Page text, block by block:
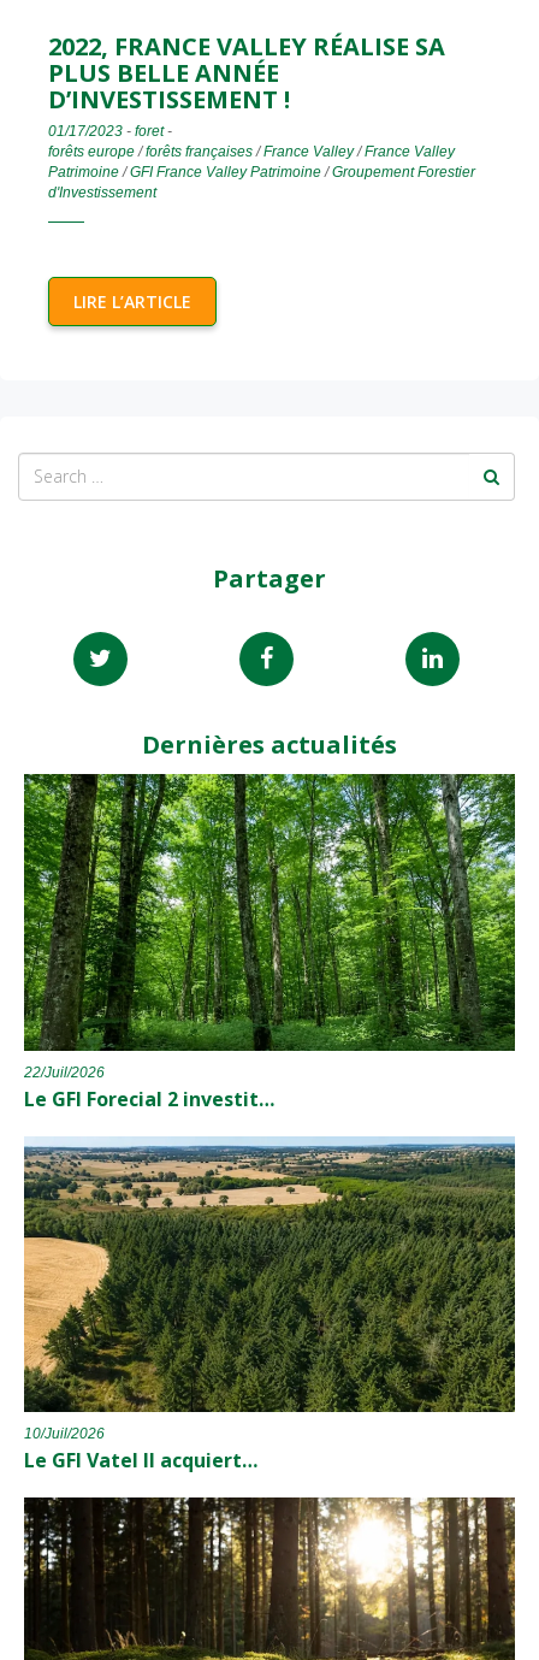
2022, FRANCE VALLEY RÉALISE SA
PLUS BELLE ANNÉE
D’INVESTISSEMENT !
01/17/2023 - foret-
forêts europe/forêts françaises/France Valley/France Valley
Patrimoine/GFI France Valley Patrimoine/Groupement Forestier
d'Investissement
LIRE L’ARTICLE
Partager
Dernières actualités
22/Juil/2026
Le GFI Forecial 2 investit…
10/Juil/2026
Le GFI Vatel II acquiert…